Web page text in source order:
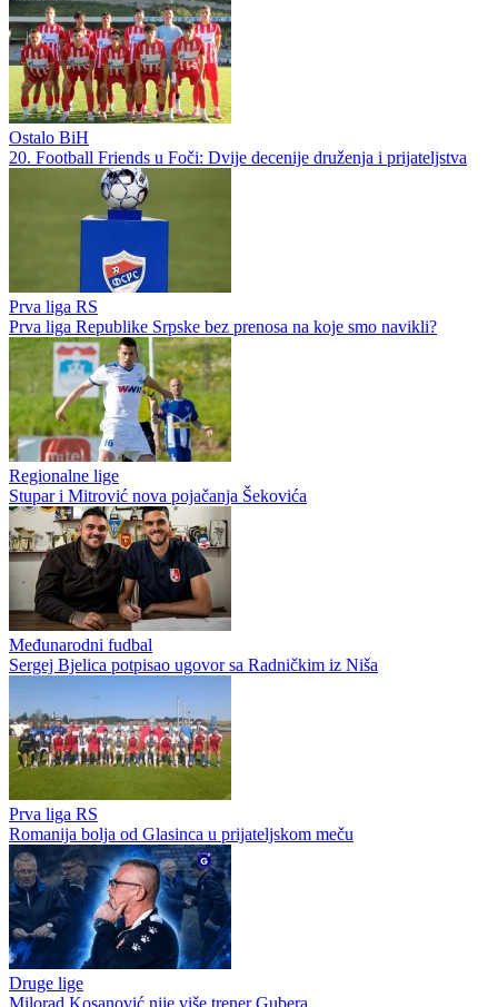
Ostalo BiH
20. Football Friends u Foči: Dvije decenije druženja i prijateljstva
Prva liga RS
Prva liga Republike Srpske bez prenosa na koje smo navikli?
Regionalne lige
Stupar i Mitrović nova pojačanja Šekovića
Međunarodni fudbal
Sergej Bjelica potpisao ugovor sa Radničkim iz Niša
Prva liga RS
Romanija bolja od Glasinca u prijateljskom meču
Druge lige